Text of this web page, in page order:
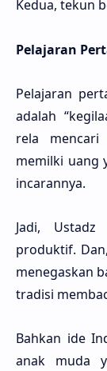
Kedua, tekun
Pelajaran
Pelajaran
adalah
rela mencari
memilki uang
incarannya.
Jadi,
produktif.
menegaskan
tradisi
Bahkan ide
anak muda